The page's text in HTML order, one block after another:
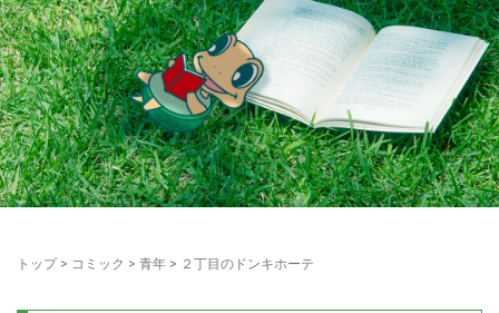
トップ> コミック > 青年 > ２丁目のドンキホーテ